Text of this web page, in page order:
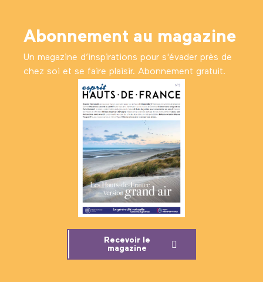
Abonnement au magazine
Un magazine d’inspirations pour s'évader près de
chez soi et se faire plaisir. Abonnement gratuit.
Recevoir le
magazine